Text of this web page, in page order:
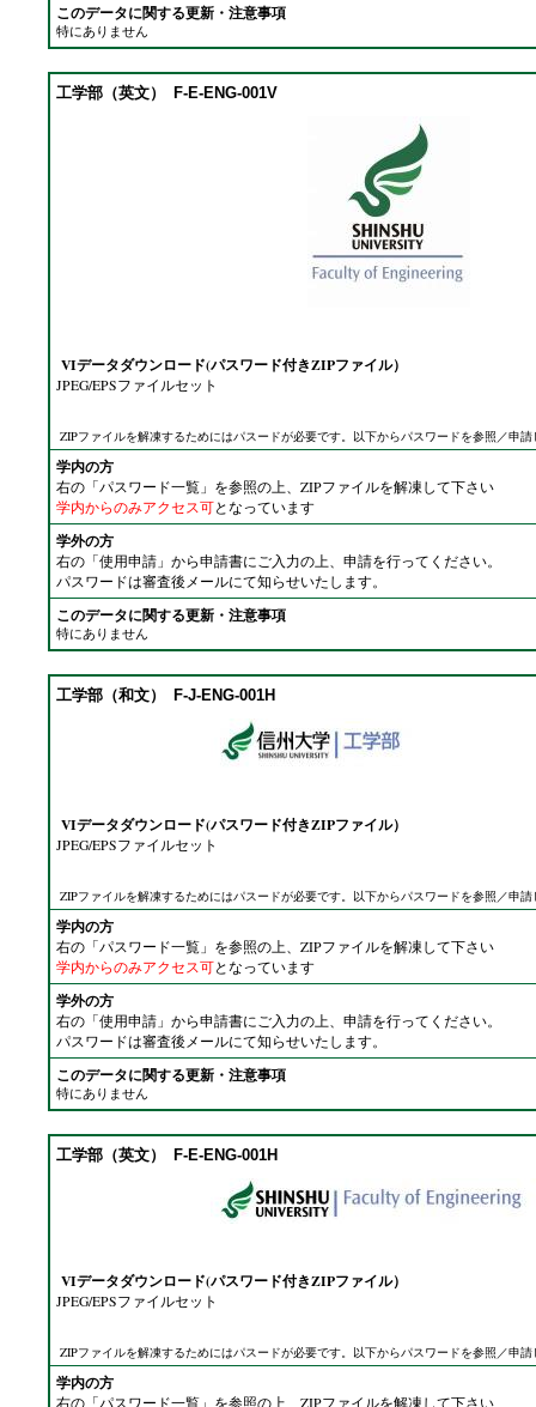
このデータに関する更新・注意事項
特にありません
工学部（英文） F-E-ENG-001V
VIデータダウンロード(パスワード付きZIPファイル）
JPEG/EPSファイルセット
ZIPファイルを解凍するためにはパスードが必要です。以下からパスワードを参照／申
学内の方
右の「パスワード一覧」を参照の上、ZIPファイルを解凍して下さい
学内からのみアクセス可となっています
学外の方
右の「使用申請」から申請書にご入力の上、申請を行ってください。
パスワードは審査後メールにて知らせいたします。
このデータに関する更新・注意事項
特にありません
工学部（和文） F-J-ENG-001H
VIデータダウンロード(パスワード付きZIPファイル）
JPEG/EPSファイルセット
ZIPファイルを解凍するためにはパスードが必要です。以下からパスワードを参照／申
学内の方
右の「パスワード一覧」を参照の上、ZIPファイルを解凍して下さい
学内からのみアクセス可となっています
学外の方
右の「使用申請」から申請書にご入力の上、申請を行ってください。
パスワードは審査後メールにて知らせいたします。
このデータに関する更新・注意事項
特にありません
工学部（英文） F-E-ENG-001H
VIデータダウンロード(パスワード付きZIPファイル）
JPEG/EPSファイルセット
ZIPファイルを解凍するためにはパスードが必要です。以下からパスワードを参照／申
学内の方
右の「パスワード一覧」を参照の上、ZIPファイルを解凍して下さい